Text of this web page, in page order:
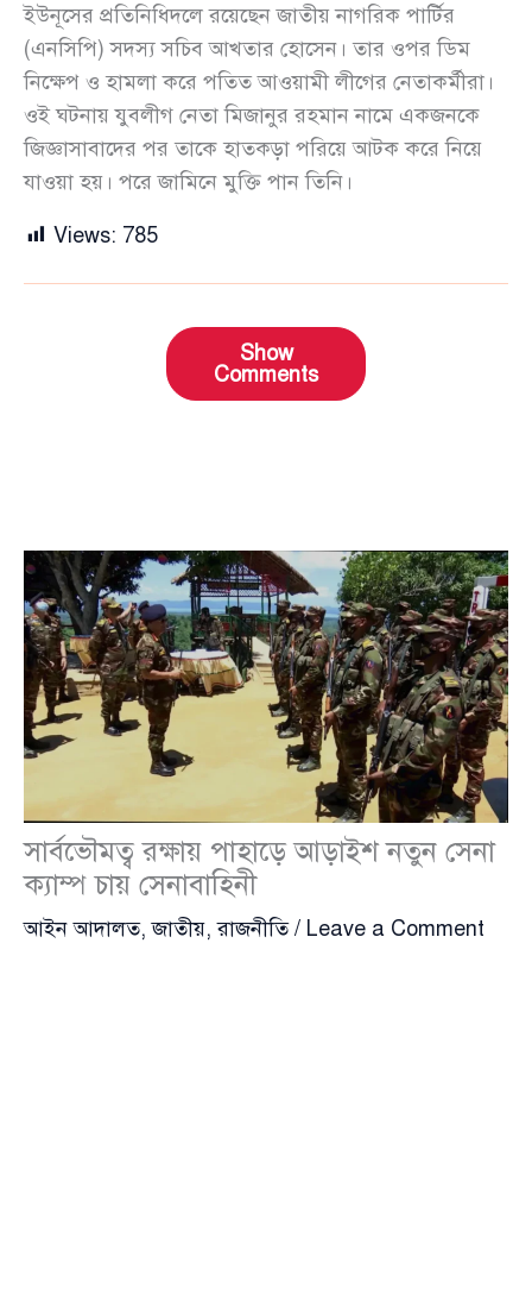
ইউনূসের প্রতিনিধিদলে রয়েছেন জাতীয় নাগরিক পার্টির
(এনসিপি) সদস্য সচিব আখতার হোসেন। তার ওপর ডিম
নিক্ষেপ ও হামলা করে পতিত আওয়ামী লীগের নেতাকর্মীরা।
ওই ঘটনায় যুবলীগ নেতা মিজানুর রহমান নামে একজনকে
জিজ্ঞাসাবাদের পর তাকে হাতকড়া পরিয়ে আটক করে নিয়ে
যাওয়া হয়। পরে জামিনে মুক্তি পান তিনি।
Views: 785
Show
Comments
সার্বভৌমত্ব রক্ষায় পাহাড়ে আড়াইশ নতুন সেনা
ক্যাম্প চায় সেনাবাহিনী
আইন আদালত,জাতীয়,রাজনীতি/ Leave a Comment